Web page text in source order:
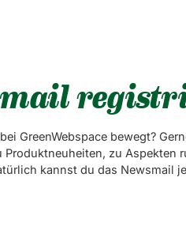
GreenWebspace bewegt?
zu Aspekten
kannst du das Newsmail